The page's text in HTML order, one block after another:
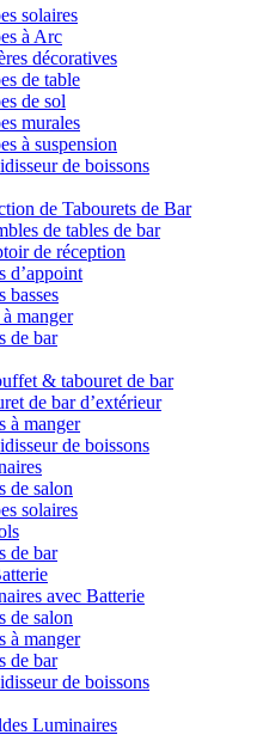
solaires
à Arc
décoratives
de table
de sol
murales
à suspension
de boissons
de Tabourets de Bar
de tables de bar
de réception
d’appoint
basses
manger
de bar
& tabouret de bar
de bar d’extérieur
à manger
de boissons
de salon
solaires
de bar
avec Batterie
de salon
à manger
de bar
de boissons
Luminaires